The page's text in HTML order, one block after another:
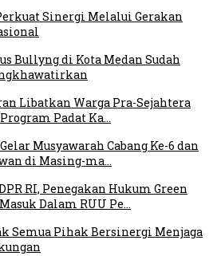
Sinergi Melalui Gerakan
Bullyng di Kota Medan Sudah
Libatkan Warga Pra-Sejahtera
Padat Ka…
Musyawarah Cabang Ke-6 dan
di Masing-ma…
RI, Penegakan Hukum Green
Dalam RUU Pe…
Semua Pihak Bersinergi Menjaga